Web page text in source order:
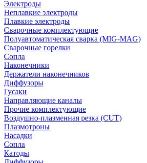
Электроды
Неплавкие электроды
Плавкие электроды
Сварочные комплектующие
Полуавтоматическая сварка (MIG-MAG)
Сварочные горелки
Сопла
Наконечники
Держатели наконечников
Диффузоры
Гусаки
Направляющие каналы
Прочие комплектующие
Воздушно-плазменная резка (CUT)
Плазмотроны
Насадки
Сопла
Катоды